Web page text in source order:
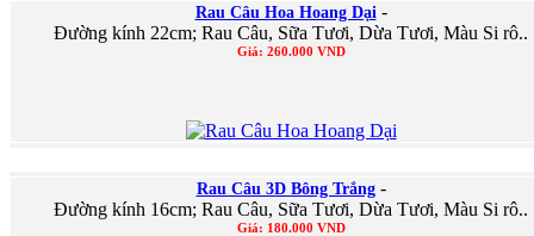
Rau Câu Hoa Hoang Dại -
Đường kính 22cm; Rau Câu, Sữa Tươi, Dừa Tươi, Màu Si rô..
Giá: 260.000 VND
Rau Câu 3D Bông Trắng-
Đường kính 16cm; Rau Câu, Sữa Tươi, Dừa Tươi, Màu Si rô..
Giá: 180.000 VND